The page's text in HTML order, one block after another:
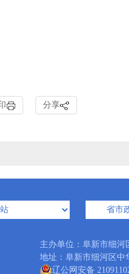
分享
主办单位：阜新市细
地址：阜新市细河区
辽公网安备